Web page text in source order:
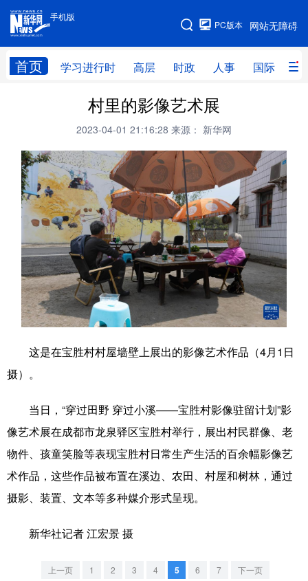
手机版
网站无障碍
PC版本
首页 学习进行时 高层 时政 人事 国际 财
手机版
网站地图
高层 时政
财经 网评
台湾 思客智库 全球连线 教育
科技 科创 量子 体育
文化 书画 健康 军事
访谈 视频 图片 政务
法律 中央文件 金融 汽车
食品 人居 信息化 数字经济
文化产业
地方频道
北京 天津
上海
村里的影像艺术展
2023-04-01 21:16:28 来源： 新华网
这是在宝胜村村屋墙壁上展出的影像艺术作品（4月1日
摄）。
当日，“穿过田野 穿过小溪——宝胜村影像驻留计划”影
像艺术展在成都市龙泉驿区宝胜村举行，展出村民群像、老
物件、孩童笑脸等表现宝胜村日常生产生活的百余幅影像艺
术作品，这些作品被布置在溪边、农田、村屋和树林，通过
摄影、装置、文本等多种媒介形式呈现。
新华社记者 江宏景 摄
上一页 1 2 3 4 5 6 7 下一页